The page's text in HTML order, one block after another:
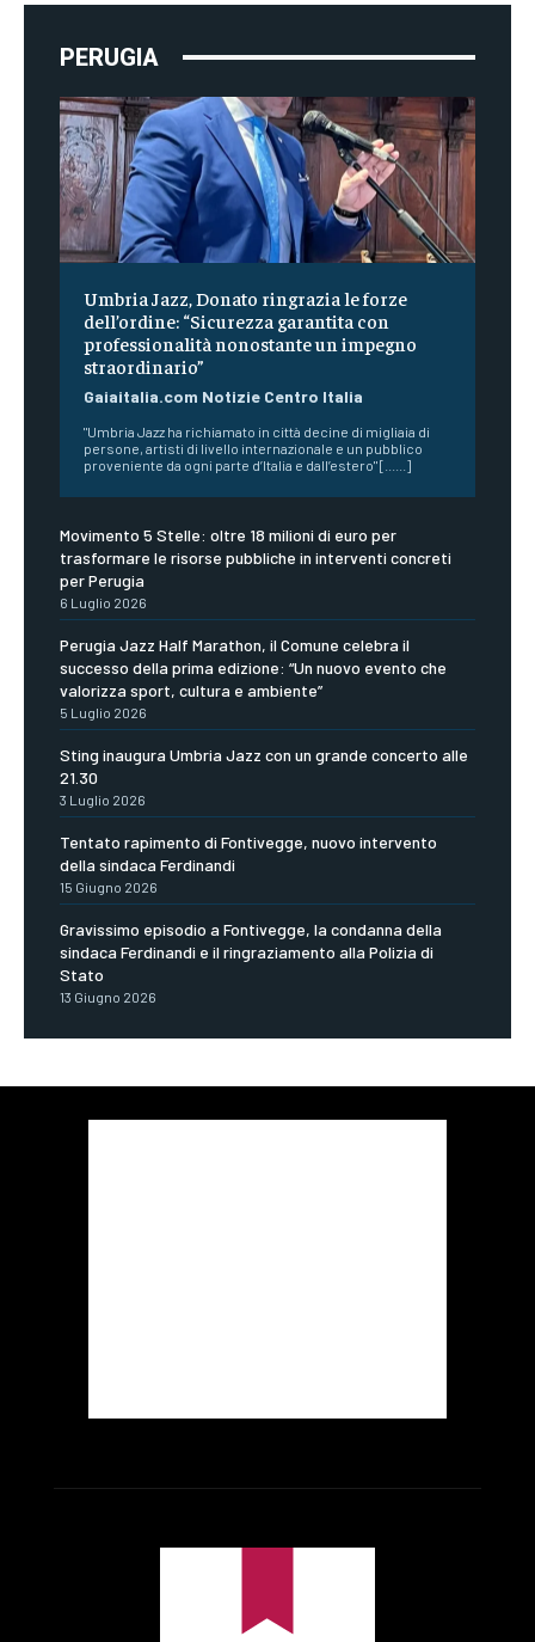
PERUGIA
Umbria Jazz, Donato ringrazia le forze
dell’ordine: “Sicurezza garantita con
professionalità nonostante un impegno
straordinario”
Gaiaitalia.com Notizie Centro Italia
"Umbria Jazz ha richiamato in città decine di migliaia di
persone, artisti di livello internazionale e un pubblico
proveniente da ogni parte d’Italia e dall’estero" [......]
Movimento 5 Stelle: oltre 18 milioni di euro per
trasformare le risorse pubbliche in interventi concreti
per Perugia
6 Luglio 2026
Perugia Jazz Half Marathon, il Comune celebra il
successo della prima edizione: “Un nuovo evento che
valorizza sport, cultura e ambiente”
5 Luglio 2026
Sting inaugura Umbria Jazz con un grande concerto alle
21.30
3 Luglio 2026
Tentato rapimento di Fontivegge, nuovo intervento
della sindaca Ferdinandi
15 Giugno 2026
Gravissimo episodio a Fontivegge, la condanna della
sindaca Ferdinandi e il ringraziamento alla Polizia di
Stato
13 Giugno 2026